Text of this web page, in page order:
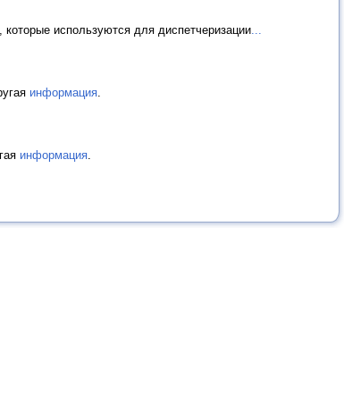
используются для диспетчеризации
информация
информация